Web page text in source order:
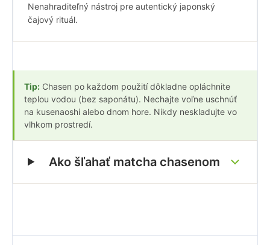
Nenahraditeľný nástroj pre autentický japonský
čajový rituál.
Tip: Chasen po každom použití dôkladne opláchnite
teplou vodou (bez saponátu). Nechajte voľne uschnúť
na kusenaoshi alebo dnom hore. Nikdy neskladujte vo
vlhkom prostredí.
Ako šľahať matcha chasenom